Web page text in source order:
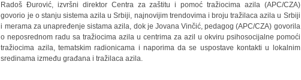
Radoš Đurović, izvršni direktor Centra za zaštitu i pomoć tražiocima azila (APC/CZA)
govorio je o stanju sistema azila u Srbiji, najnovijim trendovima i broju tražilaca azila u Srbiji
i merama za unapređenje sistama azila, dok je Jovana Vinčić, pedagog (APC/CZA) govorila
o neposrednom radu sa tražiocima azila u centrima za azil u okviru psihosocijalne pomoći
tražiocima azila, tematskim radionicama i naporima da se uspostave kontakti u lokalnim
sredinama između građana i tražilaca azila.